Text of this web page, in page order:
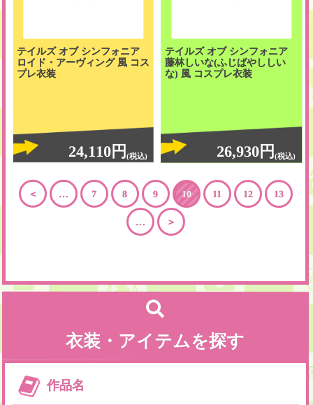
テイルズ オブ シンフォニア
ロイド・アーヴィング 風 コス
プレ衣装
24,110円(税込)
テイルズ オブ シンフォニア
藤林しいな(ふじばやししい
な) 風 コスプレ衣装
26,930円(税込)
＜ … 7 8 9 10 11 12 13
… ＞
衣装・アイテムを探す
作品名